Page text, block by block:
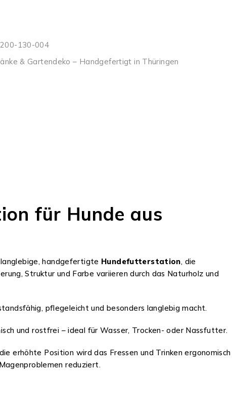
200-130-004
& Gartendeko – Handgefertigt in Thüringen
für Hunde aus
handgefertigte Hundefutterstation, die
Struktur und Farbe variieren durch das Naturholz und
pflegeleicht und besonders langlebig macht.
und rostfrei – ideal für Wasser, Trocken- oder Nassfutter.
erhöhte Position wird das Fressen und Trinken ergonomisch
reduziert.